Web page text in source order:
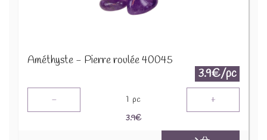
Améthyste - Pierre roulée 40045
3.9€/pc
- 1 pc +
3.9€